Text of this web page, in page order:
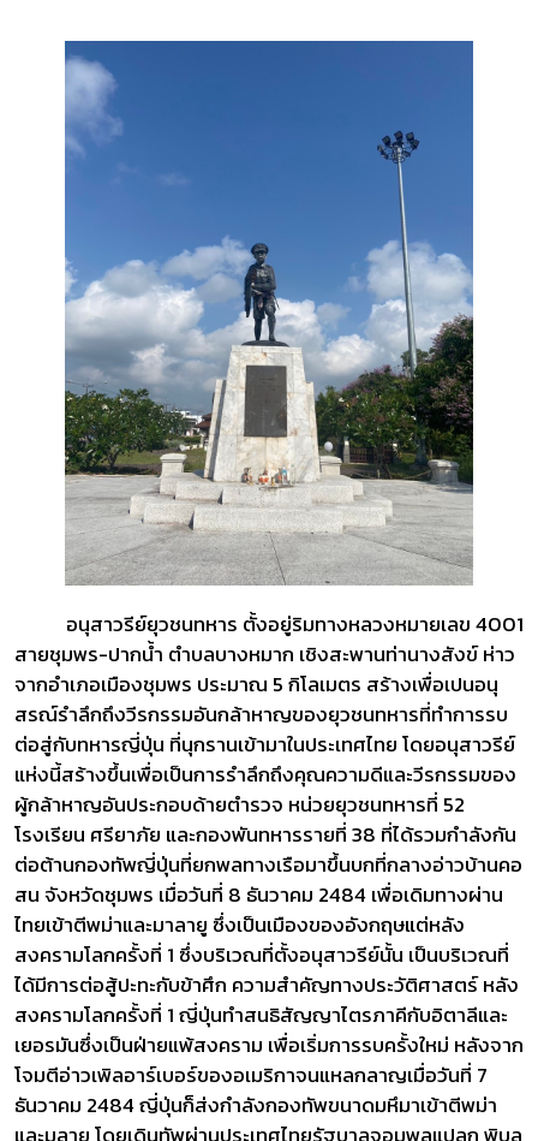
อนุสาวรีย์ยุวชนทหาร ตั้งอยู่ริมทางหลวงหมายเลข 4001
สายชุมพร-ปากน้ำ ตำบลบางหมาก เชิงสะพานท่านางสังข์ ห่าว
จากอำเภอเมืองชุมพร ประมาณ 5 กิโลเมตร สร้างเพื่อเปนอนุ
สรณ์รำลึกถึงวีรกรรมอันกล้าหาญของยุวชนทหารที่ทำการรบ
ต่อสู่กับทหารญี่ปุ่น ที่นุกรานเข้ามาในประเทศไทย โดยอนุสาวรีย์
แห่งนี้สร้างขึ้นเพื่อเป็นการรำลึกถึงคุณความดีและวีรกรรมของ
ผู้กล้าหาญอันประกอบด้ายตำรวจ หน่วยยุวชนทหารที่ 52
โรงเรียน ศรียาภัย และกองพันทหารรายที่ 38 ที่ได้รวมกำลังกัน
ต่อต้านกองทัพญี่ปุ่นที่ยกพลทางเรือมาขึ้นบกที่กลางอ่าวบ้านคอ
สน จังหวัดชุมพร เมื่อวันที่ 8 ธันวาคม 2484 เพื่อเดิมทางผ่าน
ไทยเข้าตีพม่าและมาลายู ซึ่งเป็นเมืองของอังกฤษแต่หลัง
สงครามโลกครั้งที่ 1 ซึ่งบริเวณที่ตั้งอนุสาวรีย์นั้น เป็นบริเวณที่
ได้มีการต่อสู้ปะทะกับข้าศึก ความสำคัญทางประวัติศาสตร์ หลัง
สงครามโลกครั้งที่ 1 ญี่ปุ่นทำสนธิสัญญาไตรภาคีกับอิตาลีและ
เยอรมันซึ่งเป็นฝ่ายแพ้สงคราม เพื่อเริ่มการรบครั้งใหม่ หลังจาก
โจมตีอ่าวเพิลอาร์เบอร์ของอเมริกาจนแหลกลาญเมื่อวันที่ 7
ธันวาคม 2484 ญี่ปุ่นก็ส่งกำลังกองทัพขนาดมหึมาเข้าตีพม่า
และมลายู โดยเดินทัพผ่านประเทศไทยรัฐบาลจอมพลแปลก พิบูล